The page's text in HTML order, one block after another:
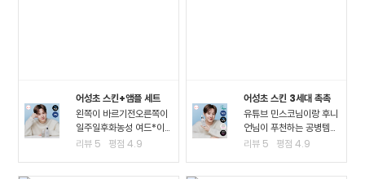
어성초 스킨+앰플 세트
왼쪽이 바르기전오른쪽이
일주일후화농성 여드*이
진짜 많이 진정되고 여드*
리뷰 5 평점4.9
어성초 스킨 3세대 촉촉
유튜브 민스코님이랑 후니
언님이 푸천하는 공병템이
라서 큰 맘먹고 샀는데요!!
리뷰 5 평점4.9